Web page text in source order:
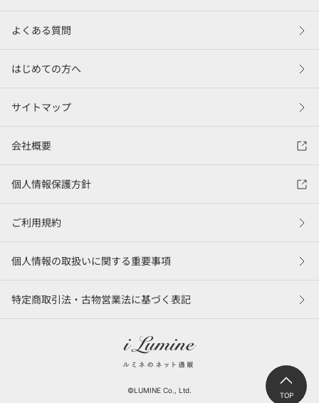
TOP
よくある質問
はじめての方へ
サイトマップ
会社概要
個人情報保護方針
ご利用規約
個人情報の取扱いに関する重要事項
特定商取引法・古物営業法に基づく表記
©LUMINE Co., Ltd.